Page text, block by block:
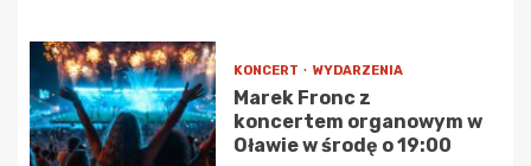
KONCERT WYDARZENIA
Marek Fronc z
koncertem organowym w
Oławie w środę o 19:00